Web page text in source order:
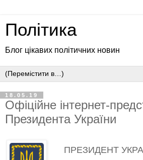
Політика
Блог цікавих політичних новин
18.05.19
Офіційне інтернет-
Президента України
ПРЕЗИДЕНТ